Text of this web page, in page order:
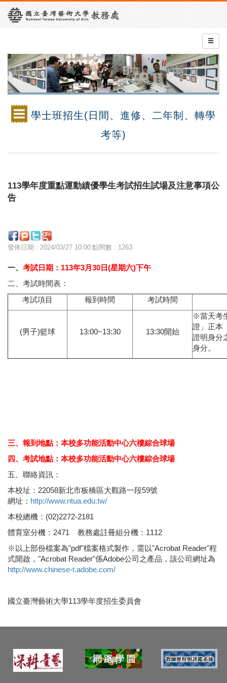
學士班招生(日間、進修、二年制、轉學
考等)
113學年度重點運動績優學生考試招生試場及注意事項公
告
發佈日期 : 2024/03/27 10:00 點閱數 : 1263
一、 考試日期：113年3月30日(星期六)下午
二、考試時間表：
考試項目
報到時間 考試時間
(男子)籃球 13:00~13:30 13:30開始
※當天考
證」正本
證明身分
身分。
三、報到地點：本校多功能活動中心六樓綜合球場
四、考試地點：本校多功能活動中心六樓綜合球場
五、聯絡資訊：
本校址：22058新北市板橋區大觀路一段59號
網址： http://www.ntua.edu.tw/
本校總機：(02)2272-2181
體育室分機：2471 教務處註冊組分機：1112
※以上部份檔案為"pdf"檔案格式製作，需以"Acrobat Reader"程
式開啟，"Acrobat Reader"係Adobe公司之產品，該公司網址為
http://www.chinese-t.adobe.com/
國立臺灣藝術大學113學年度招生委員會